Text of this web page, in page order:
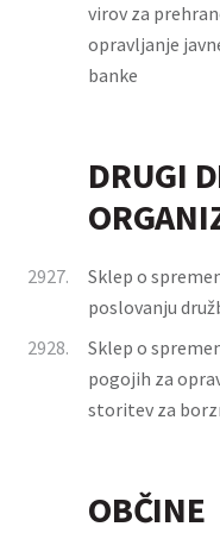
virov za
opravljanje
banke
DRUGI
2927.
Sklep o
poslovanju
2928.
Sklep o
pogojih za
storitev za
OBČINE